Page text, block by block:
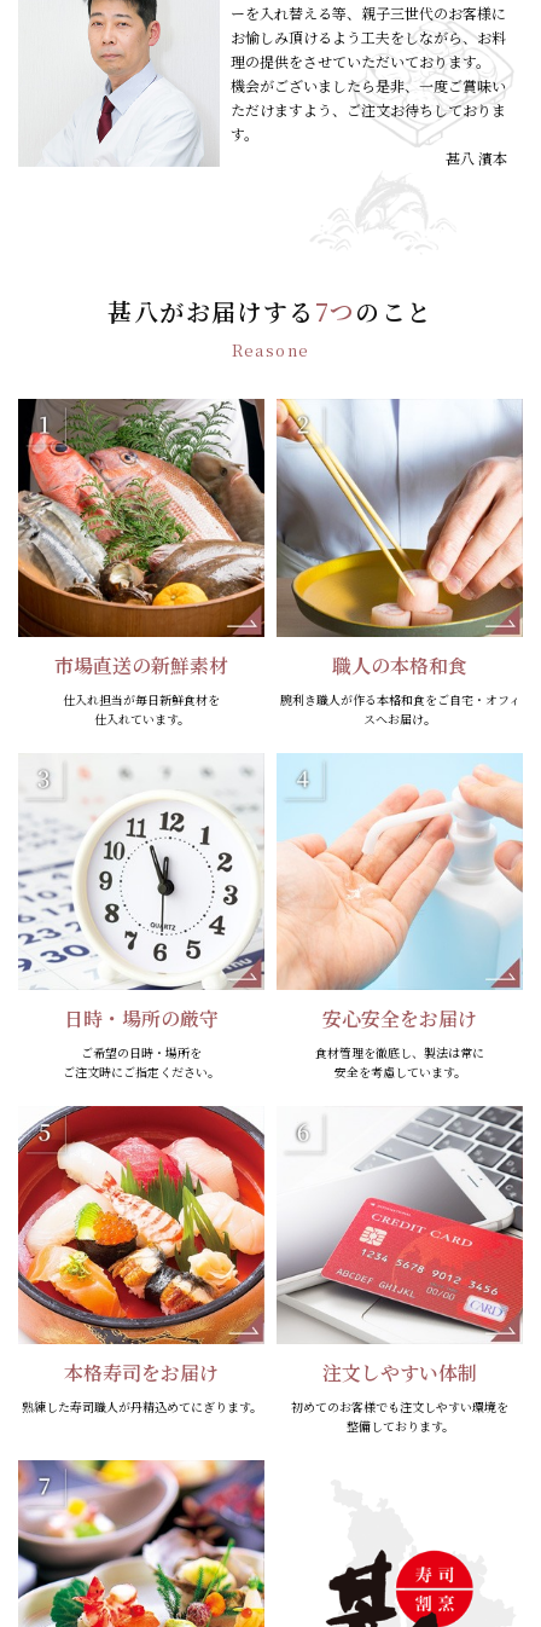
ーを入れ替える等、親子三世代のお客様に
お愉しみ頂けるよう工夫をしながら、お料
理の提供をさせていただいております。
機会がございましたら是非、一度ご賞味い
ただけますよう、ご注文お待ちしておりま
す。
甚八 濱本
甚八がお届けする 7つのこと
Reasone
市場直送の新鮮素材
仕入れ担当が毎日新鮮食材を
仕入れています。
職人の本格和食
腕利き職人が作る本格和食を ご自宅・ オフィ
スへお届け。
日時・場所の厳守
ご希望の日時・場所を
ご注文時にご指定ください。
安心安全をお届け
食材管理を徹底し、 製法は常に
安全を考慮しています。
本格寿司をお届け
熟練した寿司職人が丹精込めてにぎります。
注文しやすい体制
初めてのお客様でも注文しやすい環境を
整備しております。